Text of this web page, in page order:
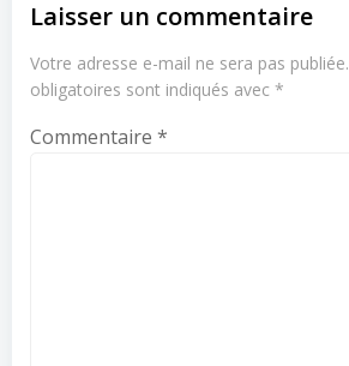
Laisser un commentaire
Votre adresse e-mail ne sera pas publiée.
obligatoires sont indiqués avec *
Commentaire *